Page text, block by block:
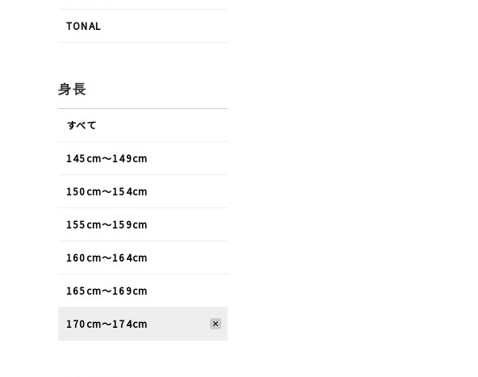
TONAL
身長
すべて
145cm〜149cm
150cm〜154cm
155cm〜159cm
160cm〜164cm
165cm〜169cm
170cm〜174cm